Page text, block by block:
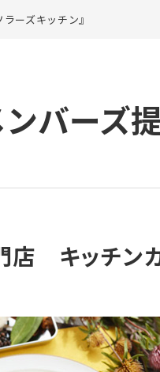
ーズキッチン』
バーズ
店 キッチン